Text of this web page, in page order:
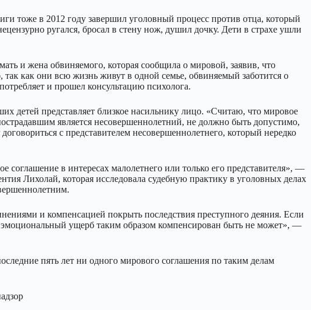
тоже в 2012 году завершил уголовный процесс против отца, который
ругался, бросал в стену нож, душил дочку. Дети в страхе ушли
и жена обвиняемого, которая сообщила о мировой, заявив, что
так как они всю жизнь живут в одной семье, обвиняемый заботится о
и прошел консультацию психолога.
детей представляет близкое насильнику лицо. «Считаю, что мировое
является несовершеннолетний, не должно быть допустимо,
с представителем несовершеннолетнего, который нередко
соглашение в интересах малолетнего или только его представителя», —
Лихолай, которая исследовала судебную практику в уголовных делах
и компенсацией покрыть последствия преступного деяния. Если
эмоциональный ущерб таким образом компенсирован быть не может», —
пять лет ни одного мирового соглашения по таким делам